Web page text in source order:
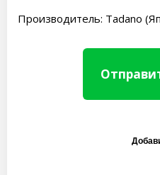
Производитель: Tadano